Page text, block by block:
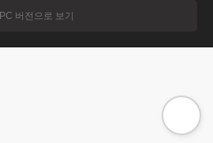
PC 버전으로 보기